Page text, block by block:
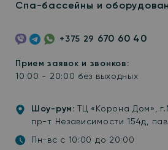
Спа-бассейны и
+375 29 670 60 40
Прием заявок и звонков:
10:00 - 20:00 без выходных
Шоу-рум: ТЦ «Корона Дом»,
пр-т Независимости 154д,
Пн-вс с 10:00 до 20:00